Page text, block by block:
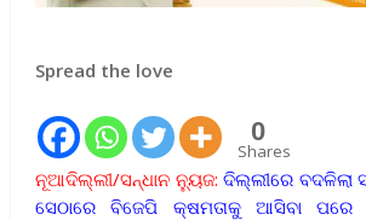
Spread the love
0
Shares
ନୂଆଦିଲ୍ଲୀ/ସନ୍ଧାନ ନ୍ୟୁଜ: ଦିଲ୍ଲୀରେ ବଦଳିଲା
ସେଠାରେ ବିଜେପି କ୍ଷମତାକୁ ଆସିବା ପରେ